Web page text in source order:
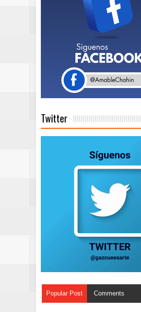
Twitter
Popular Post Comments